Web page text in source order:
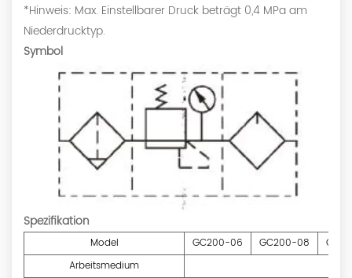
*Hinweis: Max. Einstellbarer Druck beträgt 0,4 MPa am
Niederdrucktyp.
Symbol
Spezifikation
Model GC200-06 GC200-08
Arbeitsmedium